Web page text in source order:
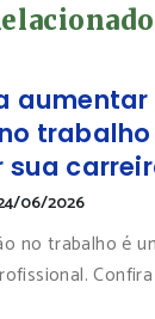
aumentar
trabalho
sua
06/2026
no trabalho é